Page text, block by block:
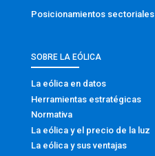
Posicionamientos sectoriales
SOBRE LA EÓLICA
La eólica en datos
Herramientas estratégicas
Normativa
La eólica y el precio de la luz
La eólica y sus ventajas